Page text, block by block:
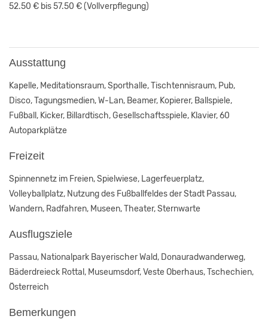
52.50 € bis 57.50 €(Vollverpflegung)
Ausstattung
Kapelle, Meditationsraum, Sporthalle, Tischtennisraum, Pub,
Disco, Tagungsmedien, W-Lan, Beamer, Kopierer, Ballspiele,
Fußball, Kicker, Billardtisch, Gesellschaftsspiele, Klavier, 60
Autoparkplätze
Freizeit
Spinnennetz im Freien, Spielwiese, Lagerfeuerplatz,
Volleyballplatz, Nutzung des Fußballfeldes der Stadt Passau,
Wandern, Radfahren, Museen, Theater, Sternwarte
Ausflugsziele
Passau, Nationalpark Bayerischer Wald, Donauradwanderweg,
Bäderdreieck Rottal, Museumsdorf, Veste Oberhaus, Tschechien,
Österreich
Bemerkungen